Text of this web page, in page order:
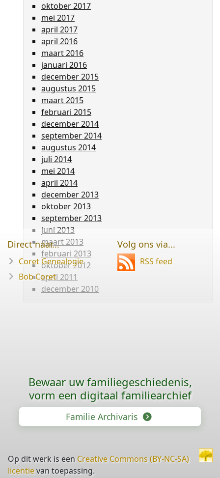
oktober 2017
mei 2017
april 2017
april 2016
maart 2016
januari 2016
december 2015
augustus 2015
maart 2015
februari 2015
december 2014
september 2014
augustus 2014
juli 2014
mei 2014
april 2014
december 2013
oktober 2013
september 2013
juni 2013
maart 2013
februari 2013
oktober 2012
april 2011
december 2010
Direct naar...
Coret Genealogie
Bob Coret
Volg ons via...
RSS feed
Bewaar uw familie­geschiedenis,
vorm een digitaal familiearchief
Familie Archivaris
Op dit werk is een Creative Commons (BY-NC-SA)
licentievan toepassing.